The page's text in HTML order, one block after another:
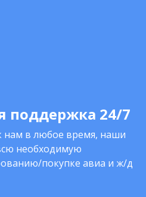
поддержка 24/7
нам в любое время, наши
необходимую
покупке авиа и ж/д